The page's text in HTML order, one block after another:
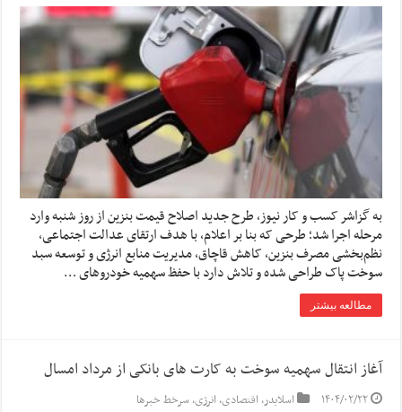
به گزاشر کسب و کار نیوز، طرح جدید اصلاح قیمت بنزین از روز شنبه وارد
مرحله اجرا شد؛ طرحی که بنا بر اعلام، با هدف ارتقای عدالت اجتماعی،
نظم‌بخشی مصرف بنزین، کاهش قاچاق، مدیریت منابع انرژی و توسعه سبد
سوخت پاک طراحی شده و تلاش دارد با حفظ سهمیه خودروهای …
مطالعه بیشتر
آغاز انتقال سهمیه سوخت به کارت های بانکی از مرداد امسال
۱۴۰۴/۰۲/۲۲ اسلایدر,اقتصادی,انرژی,سرخط خبرها